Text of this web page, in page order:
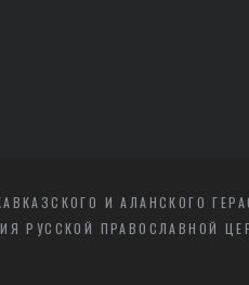
И АЛАНСКОГО
РУССКОЙ ПРАВОСЛАВНОЙ